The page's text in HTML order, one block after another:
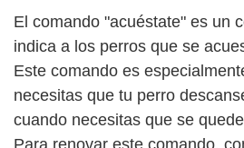
El comando "acuéstate" es un
indica a los perros que se
Este comando es
necesitas que tu perro
cuando necesitas que se